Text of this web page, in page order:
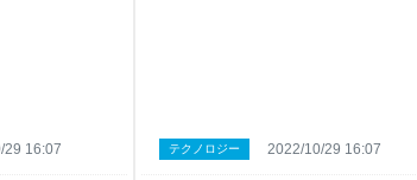
29 16:07 テクノロジー 2022/10/29 16:07